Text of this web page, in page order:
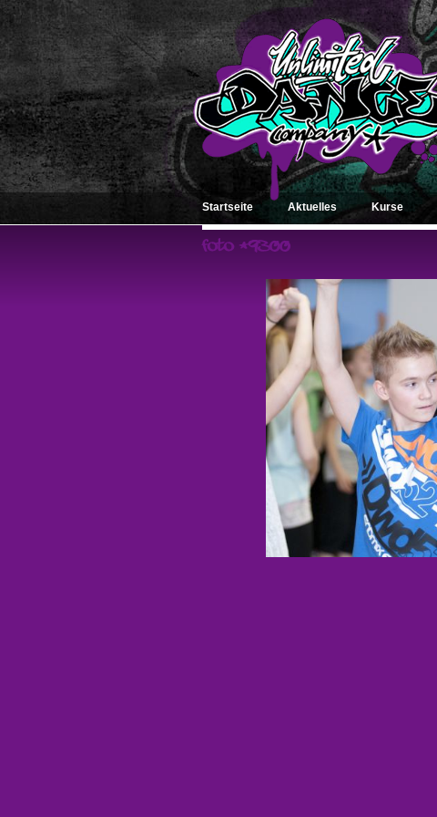
Startseite Aktuelles Kurse